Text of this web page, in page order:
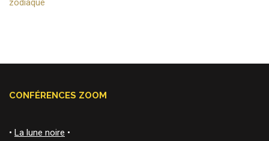
zodiaque
CONFÉRENCES ZOOM
• La lune noire •